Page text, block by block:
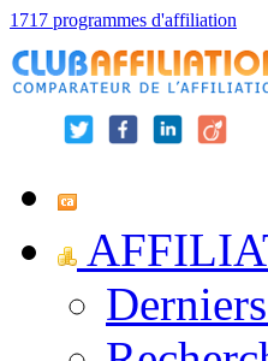
1717 programmes d'affiliation